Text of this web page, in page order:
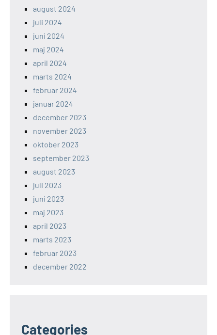
august 2024
juli 2024
juni 2024
maj 2024
april 2024
marts 2024
februar 2024
januar 2024
december 2023
november 2023
oktober 2023
september 2023
august 2023
juli 2023
juni 2023
maj 2023
april 2023
marts 2023
februar 2023
december 2022
Categories